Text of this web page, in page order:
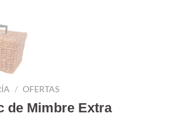
/ OFERTAS
de Mimbre Extra